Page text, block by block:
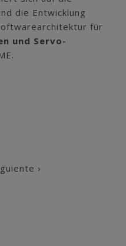
die Entwicklung
für
und Servo-
›